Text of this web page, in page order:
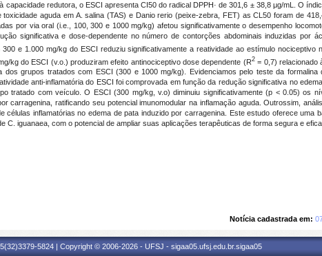
redutora, o ESCI apresenta CI50 do radical DPPH· de 301,6 ± 38,8 μg/mL. O
aguda em A. salina (TAS) e Danio rerio (peixe-zebra, FET) as CL50 foram de
por via oral (i.e., 100, 300 e 1000 mg/kg) afetou significativamente o desempenho
significativa e dose-dependente no número de contorções abdominais induzidas por
e 1.000 mg/kg do ESCI reduziu significativamente a reatividade ao estímulo nociceptivo
kg do ESCI (v.o.) produziram efeito antinociceptivo dose dependente (R2= 0,7) relacionado
grupos tratados com ESCI (300 e 1000 mg/kg). Evidenciamos pelo teste da formalina
anti-inflamatória do ESCI foi comprovada em função da redução significativa no
tratado com veículo. O ESCI (300 mg/kg, v.o) diminuiu significativamente (p < 0.05) os
ratificando seu potencial imunomodular na inflamação aguda. Outrossim,
inflamatórias no edema de pata induzido por carragenina. Este estudo oferece uma
iguanaea, com o potencial de ampliar suas aplicações terapêuticas de forma segura e
Notícia cadastrada em:
5824 | Copyright © 2006-2026 - UFSJ - sigaa05.ufsj.edu.br.sigaa05